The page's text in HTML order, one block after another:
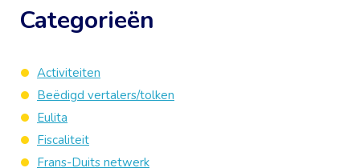
Categorieën
Activiteiten
Beëdigd vertalers/tolken
Eulita
Fiscaliteit
Frans-Duits netwerk